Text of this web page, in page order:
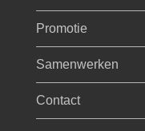
Promotie
Samenwerken
Contact